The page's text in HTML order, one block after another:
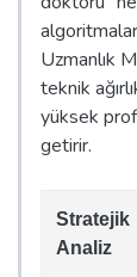
Uzmanlık
teknik
yüksek
getirir.
Stratejik
Analiz